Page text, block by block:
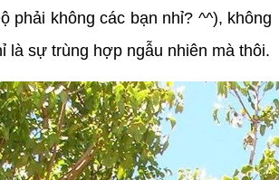
phải không các bạn nhỉ? ^^), không
là sự trùng hợp ngẫu nhiên mà thôi.